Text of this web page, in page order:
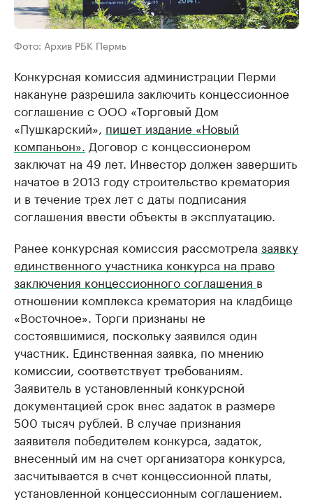
Фото: Архив РБК Пермь
Конкурсная комиссия администрации Перми
накануне разрешила заключить концессионное
соглашение с ООО «Торговый Дом
«Пушкарский», пишет издание «Новый
компаньон». Договор с концессионером
заключат на 49 лет. Инвестор должен завершить
начатое в 2013 году строительство крематория
и в течение трех лет с даты подписания
соглашения ввести объекты в эксплуатацию.
​Ранее конкурсная комиссия рассмотрела заявку
единственного участника конкурса на право
заключения концессионного соглашения в
отношении комплекса крематория на кладбище
«Восточное». Торги признаны не
состоявшимися, поскольку заявился один
участник. Единственная заявка, по мнению
комиссии, соответствует требованиям.
Заявитель в установленный конкурсной
документацией срок внес задаток в размере
500 тысяч рублей. В случае признания
заявителя победителем конкурса, задаток,
внесенный им на счет организатора конкурса,
засчитывается в счет концессионной платы,
установленной концессионным соглашением.